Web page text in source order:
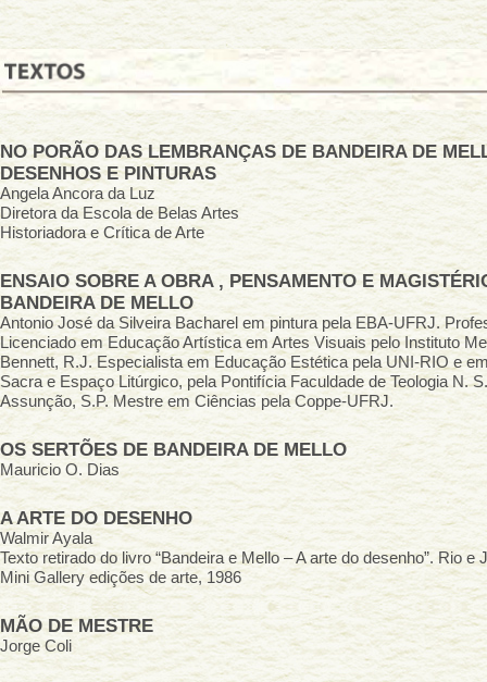
NO PORÃO DAS LEMBRANÇAS DE BANDEIRA DE
DESENHOS E PINTURAS
Angela Ancora da Luz
Diretora da Escola de Belas Artes
Historiadora e Crítica de Arte
ENSAIO SOBRE A OBRA , PENSAMENTO E
BANDEIRA DE MELLO
Antonio José da Silveira Bacharel em pintura pela EBA-UFRJ.
Licenciado em Educação Artística em Artes Visuais pelo Instituto
Bennett, R.J. Especialista em Educação Estética pela UNI-RIO e
Sacra e Espaço Litúrgico, pela Pontifícia Faculdade de Teologia N.
Assunção, S.P. Mestre em Ciências pela Coppe-UFRJ.
OS SERTÕES DE BANDEIRA DE MELLO
Mauricio O. Dias
A ARTE DO DESENHO
Walmir Ayala
Texto retirado do livro “Bandeira e Mello – A arte do desenho”. Rio e
Mini Gallery edições de arte, 1986
MÃO DE MESTRE
Jorge Coli